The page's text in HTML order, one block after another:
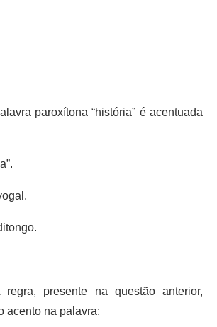
paroxítona “história” é acentuada
presente na questão anterior,
acento na palavra: